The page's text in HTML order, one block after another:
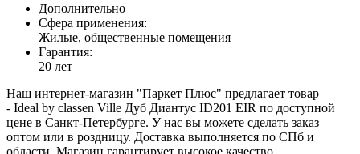
Дополнительно
Сфера применения:
Жилые, общественные помещения
Гарантия:
20 лет
Наш интернет-магазин "Паркет Плюс" предлагает товар
- Ideal by classen Ville Дуб Диантус ID201 EIR по доступной
цене в Санкт-Петербурге. У нас вы можете сделать заказ
оптом или в роздницу. Доставка выполняется по СПб и
области. Магазин гарантирует высокое качество.